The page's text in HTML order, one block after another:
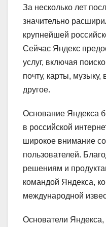
За несколько лет
значительно
крупнейшей
Сейчас Яндекс
услуг, включая
почту, карты,
другое.
Основание Яндекса
в российской
широкое внимание
пользователей.
решениям и
командой Яндекса,
международной
Основатели